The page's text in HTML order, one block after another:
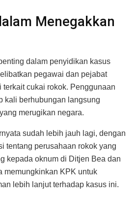
Menegakkan
dalam penyidikan kasus
pegawai dan pejabat
terkait cukai rokok. Penggunaan
kali berhubungan langsung
merugikan negara.
sudah lebih jauh lagi, dengan
tentang perusahaan rokok yang
kepada oknum di Ditjen Bea dan
memungkinkan KPK untuk
lebih lanjut terhadap kasus ini.